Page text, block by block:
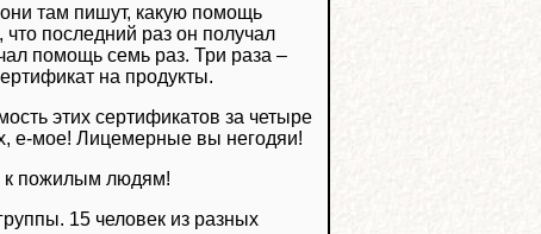
они там пишут, какую помощь
последний раз он получал
помощь семь раз. Три раза –
на продукты.
этих сертификатов за четыре
е-мое! Лицемерные вы негодяи!
к пожилым людям!
15 человек из разных